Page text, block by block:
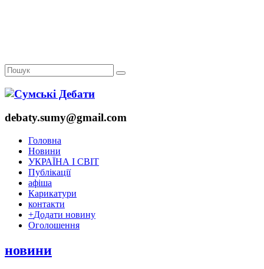
debaty.sumy@gmail.com
Головна
Новини
УКРАЇНА І СВІТ
Публікації
афіша
Карикатури
контакти
+Додати новину
Оголошення
новини